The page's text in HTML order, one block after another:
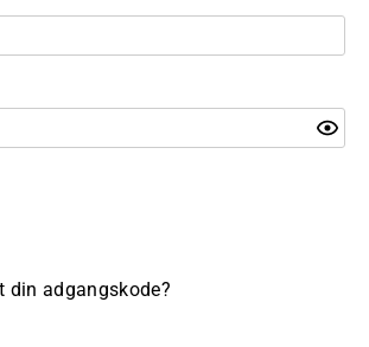
din adgangskode?